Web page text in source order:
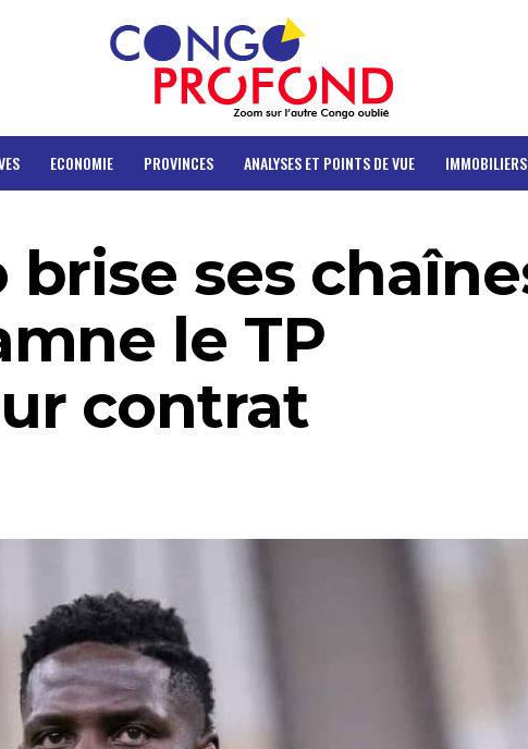
ECONOMIE PROVINCES ANALYSES ET POINTS DE VUE IMMOBILIERS
ses
le TP
contrat